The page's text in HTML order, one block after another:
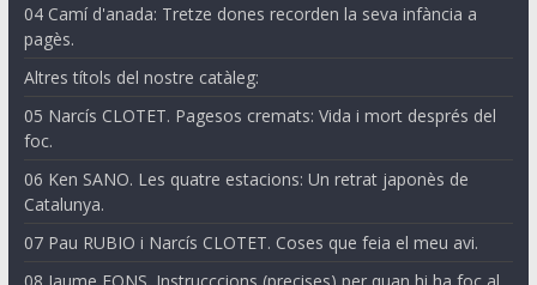
04 Camí d'anada: Tretze dones recorden la seva infància a
pagès.
Altres títols del nostre catàleg:
05 Narcís CLOTET. Pagesos cremats: Vida i mort després del
foc.
06 Ken SANO. Les quatre estacions: Un retrat japonès de
Catalunya.
07 Pau RUBIO i Narcís CLOTET. Coses que feia el meu avi.